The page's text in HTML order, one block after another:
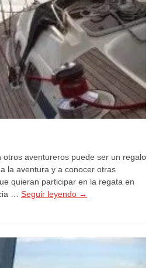
otros aventureros puede ser un regalo
la aventura y a conocer otras
quieran participar en la regata en
… Seguir leyendo →